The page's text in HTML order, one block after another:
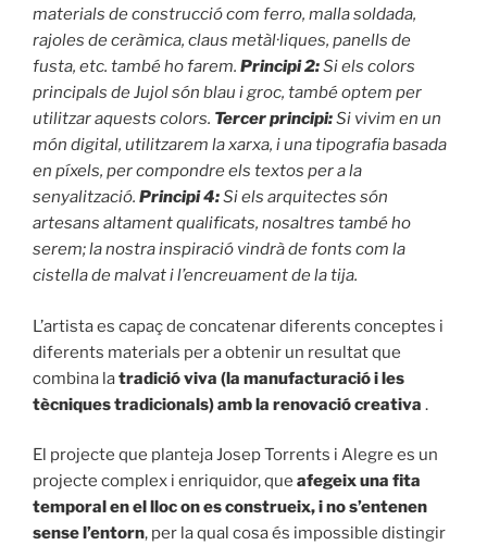
materials de construcció com ferro, malla soldada,
rajoles de ceràmica, claus metàl·liques, panells de
fusta, etc. també ho farem. Principi 2:Si els colors
principals de Jujol són blau i groc, també optem per
utilitzar aquests colors. Tercer principi:Si vivim en un
món digital, utilitzarem la xarxa, i una tipografia basada
en píxels, per compondre els textos per a la
senyalització. Principi 4:Si els arquitectes són
artesans altament qualificats, nosaltres també ho
serem; la nostra inspiració vindrà de fonts com la
cistella de malvat i l’encreuament de la tija.
L’artista es capaç de concatenar diferents conceptes i
diferents materials per a obtenir un resultat que
combina latradició viva (la manufacturació i les
tècniques tradicionals) amb la renovació creativa .
El projecte que planteja Josep Torrents i Alegre es un
projecte complex i enriquidor, que afegeix una fita
temporal en el lloc on es construeix, i no s’entenen
sense l’entorn, per la qual cosa és impossible distingir